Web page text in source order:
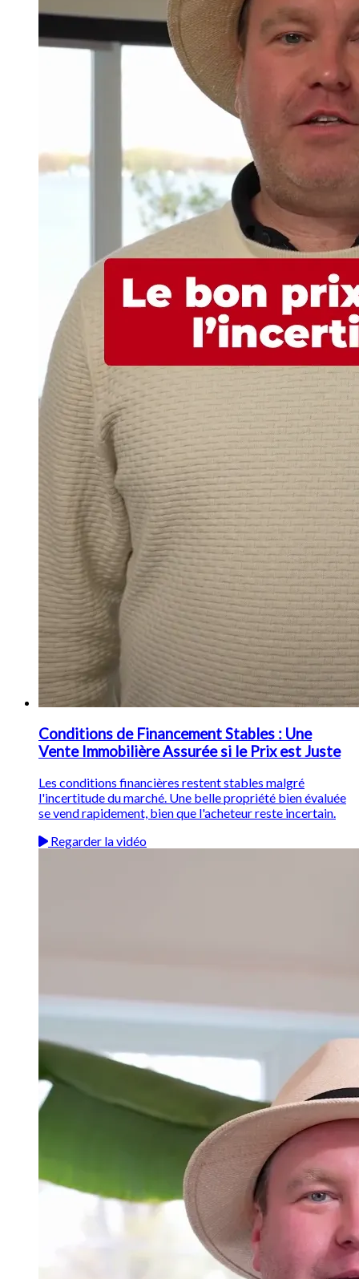
Conditions de Financement Stables : Une
Vente Immobilière Assurée si le Prix est Juste
Les conditions financières restent stables malgré
l'incertitude du marché. Une belle propriété bien évaluée
se vend rapidement, bien que l'acheteur reste incertain.
Regarder la vidéo